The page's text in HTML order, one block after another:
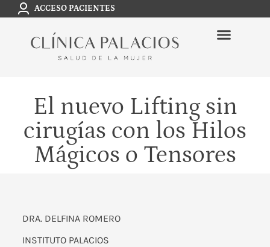
ACCESO PACIENTES
El nuevo Lifting sin
cirugías con los Hilos
Mágicos o Tensores
DRA. DELFINA ROMERO
INSTITUTO PALACIOS